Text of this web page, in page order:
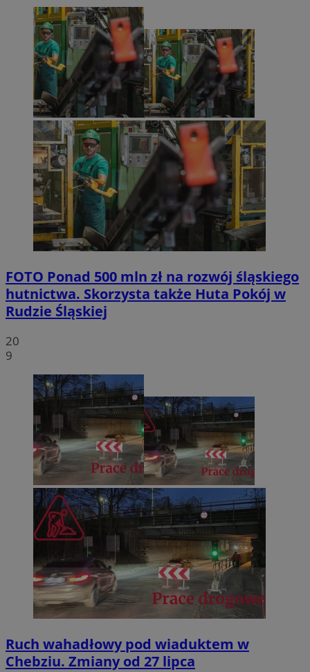
FOTO Ponad 500 mln zł na rozwój śląskiego
hutnictwa. Skorzysta także Huta Pokój w
Rudzie Śląskiej
20
9
Ruch wahadłowy pod wiaduktem w
Chebziu. Zmiany od 27 lipca